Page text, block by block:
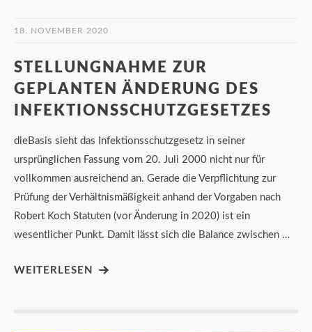
18. NOVEMBER 2020
STELLUNGNAHME ZUR
GEPLANTEN ÄNDERUNG DES
INFEKTIONSSCHUTZGESETZES
dieBasis sieht das Infektionsschutzgesetz in seiner
ursprünglichen Fassung vom 20. Juli 2000 nicht nur für
vollkommen ausreichend an. Gerade die Verpflichtung zur
Prüfung der Verhältnismäßigkeit anhand der Vorgaben nach
Robert Koch Statuten (vor Änderung in 2020) ist ein
wesentlicher Punkt. Damit lässt sich die Balance zwischen …
WEITERLESEN